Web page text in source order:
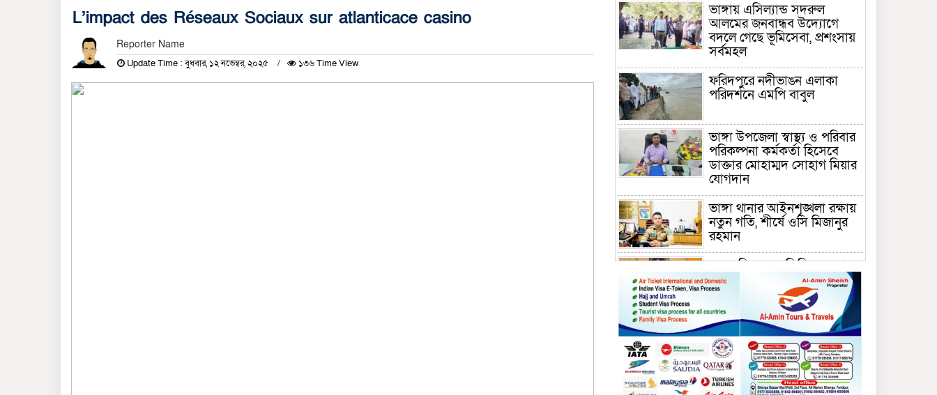
L’impact des Réseaux Sociaux sur atlanticace casino
Reporter Name
Update Time : বুধবার, ১২ নভেম্বর, ২০২৫ ১৩৬ Time View
ভাঙ্গায় এসিল্যান্ড সদরুল
আলমের জনবান্ধব উদ্যোগে
বদলে গেছে ভূমিসেবা, প্রশংসায়
সর্বমহল
ফরিদপুরে নদীভাঙন এলাকা
পরিদর্শনে এমপি বাবুল
ভাঙ্গা উপজেলা স্বাস্থ্য ও পরিবার
পরিকল্পনা কর্মকর্তা হিসেবে
ডাক্তার মোহাম্মদ সোহাগ মিয়ার
যোগদান
ভাঙ্গা থানার আইনশৃঙ্খলা রক্ষায়
নতুন গতি, শীর্ষে ওসি মিজানুর
রহমান
ময়মনসিংহের অতিরিক্ত জেলা
প্রশাসক (রাজস্ব) আজিম উদ্দিন
ভূমি মন্ত্রণালয়ে পদায়ন
সাবেক এমপির প্রেস সেক্রেটারি
রফিকের ক্ষমতার দাপট ও গণ-
অসন্তোষের তথ্য গায়েব করে
ত্রিশাল থানার সাজানো রিপোর্ট